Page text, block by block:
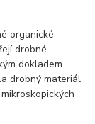
organické
drobné
dokladem
drobný materiál